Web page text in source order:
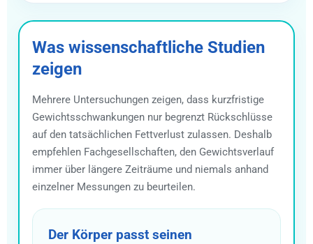
Was wissenschaftliche Studien
zeigen
Mehrere Untersuchungen zeigen, dass kurzfristige
Gewichtsschwankungen nur begrenzt Rückschlüsse
auf den tatsächlichen Fettverlust zulassen. Deshalb
empfehlen Fachgesellschaften, den Gewichtsverlauf
immer über längere Zeiträume und niemals anhand
einzelner Messungen zu beurteilen.
Der Körper passt seinen